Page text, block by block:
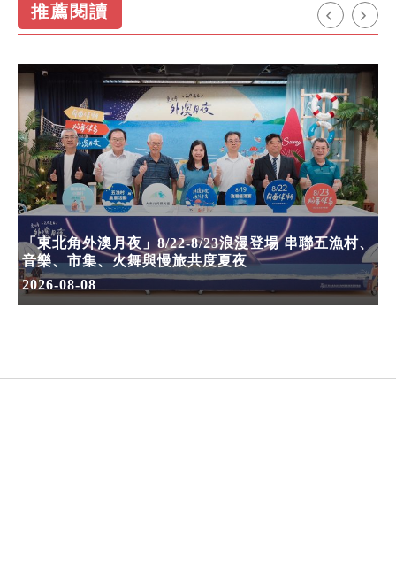
推薦閱讀
「東北角外澳月夜」8/22-8/23浪漫登場 串聯五漁村、
音樂、市集、火舞與慢旅共度夏夜
2026-08-08